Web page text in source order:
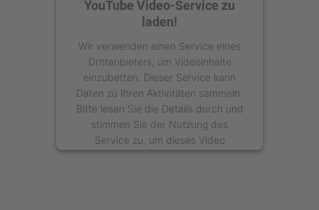
YouTube Video-Service zu
laden!
Wir verwenden einen Service eines
Drittanbieters, um Videoinhalte
einzubetten. Dieser Service kann
Daten zu Ihren Aktivitäten sammeln.
Bitte lesen Sie die Details durch und
stimmen Sie der Nutzung des
Service zu, um dieses Video
anzusehen.